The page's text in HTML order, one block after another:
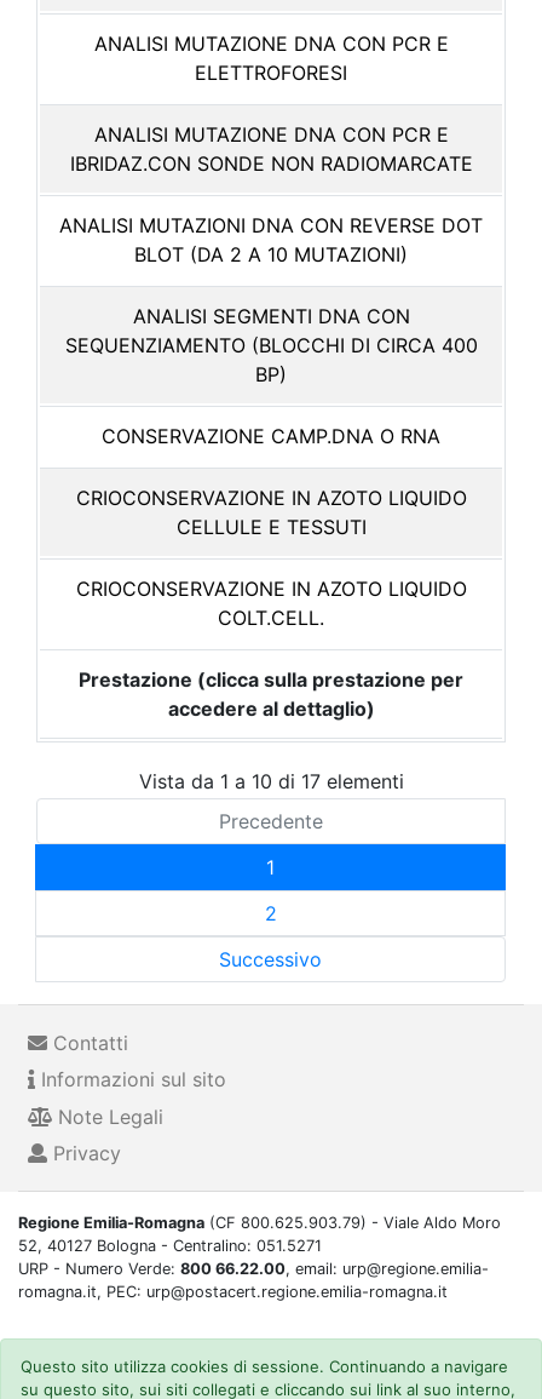
ANALISI MUTAZIONE DNA CON PCR E
ELETTROFORESI
ANALISI MUTAZIONE DNA CON PCR E
IBRIDAZ.CON SONDE NON RADIOMARCATE
ANALISI MUTAZIONI DNA CON REVERSE DOT
BLOT (DA 2 A 10 MUTAZIONI)
ANALISI SEGMENTI DNA CON
SEQUENZIAMENTO (BLOCCHI DI CIRCA 400
BP)
CONSERVAZIONE CAMP.DNA O RNA
CRIOCONSERVAZIONE IN AZOTO LIQUIDO
CELLULE E TESSUTI
CRIOCONSERVAZIONE IN AZOTO LIQUIDO
COLT.CELL.
Prestazione (clicca sulla prestazione per
accedere al dettaglio)
Vista da 1 a 10 di 17 elementi
Precedente
1
2
Successivo
Contatti
Informazioni sul sito
Note Legali
Privacy
Regione Emilia-Romagna (CF 800.625.903.79) - Viale Aldo Moro
52, 40127 Bologna - Centralino: 051.5271
URP - Numero Verde: 800 66.22.00, email: urp@regione.emilia-
romagna.it, PEC: urp@postacert.regione.emilia-romagna.it
Questo sito utilizza cookies di sessione. Continuando a navigare
su questo sito, sui siti collegati e cliccando sui link al suo interno,